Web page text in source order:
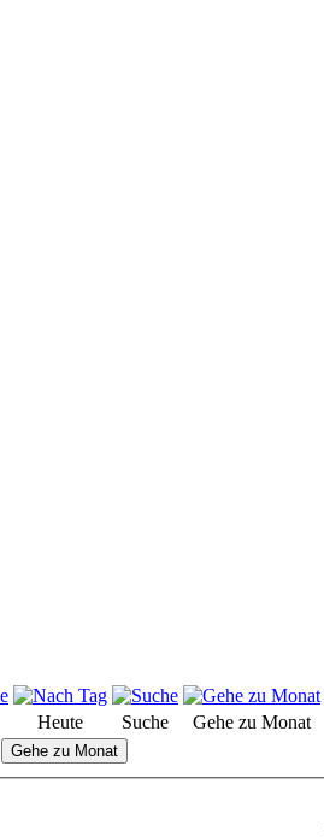
Heute Suche Gehe zu Monat
Gehe zu Monat